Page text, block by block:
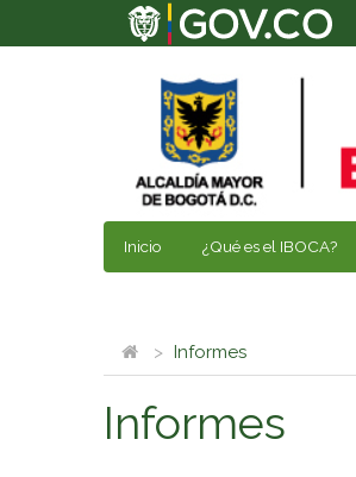
Inicio ¿Qué es el IBOCA?
Informes
Informes